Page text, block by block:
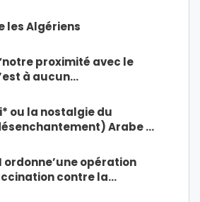
les Algériens
proximité avec le
à aucun…
ou la nostalgie du
Arabe …
ordonne’une opération
contre la…